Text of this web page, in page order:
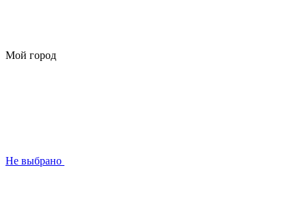
Мой город
Не выбрано